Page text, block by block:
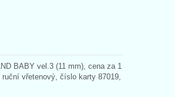
BABY vel.3 (11 mm), cena za 1
vřetenový, číslo karty 87019,